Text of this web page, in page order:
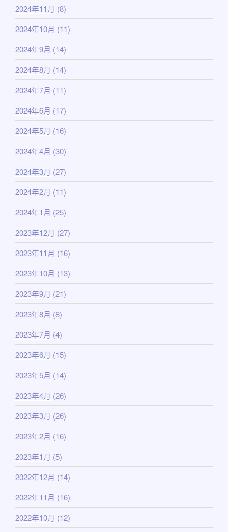
2024年11月 (8)
2024年10月 (11)
2024年9月 (14)
2024年8月 (14)
2024年7月 (11)
2024年6月 (17)
2024年5月 (16)
2024年4月 (30)
2024年3月 (27)
2024年2月 (11)
2024年1月 (25)
2023年12月 (27)
2023年11月 (16)
2023年10月 (13)
2023年9月 (21)
2023年8月 (8)
2023年7月 (4)
2023年6月 (15)
2023年5月 (14)
2023年4月 (26)
2023年3月 (26)
2023年2月 (16)
2023年1月 (5)
2022年12月 (14)
2022年11月 (16)
2022年10月 (12)